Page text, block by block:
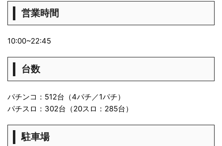
営業時間
10:00~22:45
台数
パチンコ：512台（4パチ／1パチ）
パチスロ：302台（20スロ：285台）
駐車場